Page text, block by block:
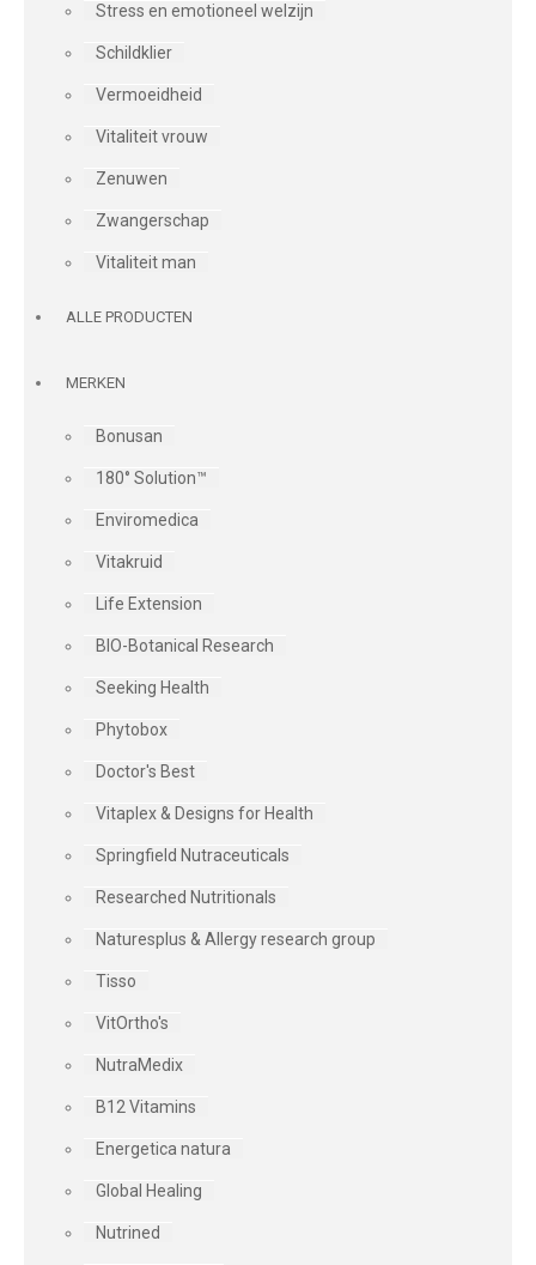
Stress en emotioneel welzijn
Schildklier
Vermoeidheid
Vitaliteit vrouw
Zenuwen
Zwangerschap
Vitaliteit man
ALLE PRODUCTEN
MERKEN
Bonusan
180° Solution™
Enviromedica
Vitakruid
Life Extension
BIO-Botanical Research
Seeking Health
Phytobox
Doctor's Best
Vitaplex & Designs for Health
Springfield Nutraceuticals
Researched Nutritionals
Naturesplus & Allergy research group
Tisso
VitOrtho's
NutraMedix
B12 Vitamins
Energetica natura
Global Healing
Nutrined